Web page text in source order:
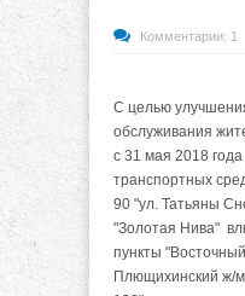
Комментарии: 1
С целью
обслуживания
с 31 мая 2018
транспортных
90 "ул. Татьяны
"Золотая Нива"
пункты
Плющихинский ж/